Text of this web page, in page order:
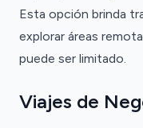
Esta opción brinda
explorar áreas
puede ser limitado.
Viajes de